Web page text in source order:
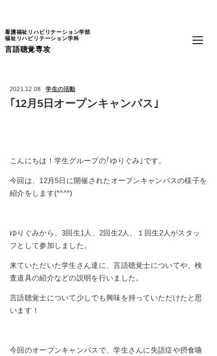
看護福祉リハビリテーション学部
福祉リハビリテーション学科
言語聴覚専攻
2021.12.08 学生の活動
｢12月5日オープンキャンパス｣
こんにちは！学生グループの｢ゆりぐみ｣です。
今回は、12月5日に開催されたオープンキャンパスの様子を
紹介をします(*^^*)
ゆりぐみから、3回生1人、2回生2人、１回生2人がスタッ
フとして参加しました。
来ていただいた学生さん達に、言語聴覚士についてや、検
査道具の紹介などの説明を行いました。
言語聴覚士について少しでも興味を持っていただけたと思
います！
今回のオープンキャンパスで、学生さんに失語症や摂食嚥